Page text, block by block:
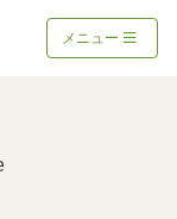
メニュー